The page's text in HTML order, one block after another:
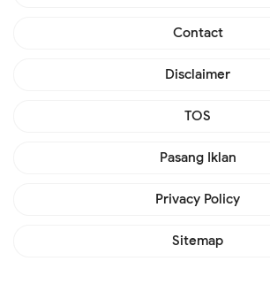
Contact
Disclaimer
TOS
Pasang Iklan
Privacy Policy
Sitemap